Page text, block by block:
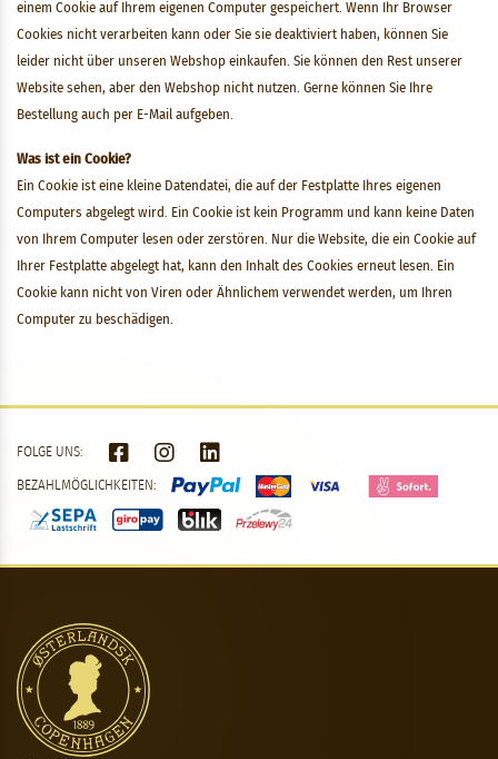
einem Cookie auf Ihrem eigenen Computer gespeichert. Wenn Ihr Browser
Cookies nicht verarbeiten kann oder Sie sie deaktiviert haben, können Sie
leider nicht über unseren Webshop einkaufen. Sie können den Rest unserer
Website sehen, aber den Webshop nicht nutzen. Gerne können Sie Ihre
Bestellung auch per E-Mail aufgeben.
Was ist ein Cookie?
Ein Cookie ist eine kleine Datendatei, die auf der Festplatte Ihres eigenen
Computers abgelegt wird. Ein Cookie ist kein Programm und kann keine Daten
von Ihrem Computer lesen oder zerstören. Nur die Website, die ein Cookie auf
Ihrer Festplatte abgelegt hat, kann den Inhalt des Cookies erneut lesen. Ein
Cookie kann nicht von Viren oder Ähnlichem verwendet werden, um Ihren
Computer zu beschädigen.
FOLGE UNS:
BEZAHLMÖGLICHKEITEN: